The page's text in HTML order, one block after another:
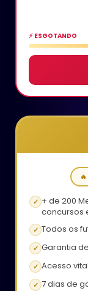
⚡ ESGOTANDO
✓ + de 200
concursos
✓ Todos os
✓ Garantia
✓ Acesso
✓ 7 dias de